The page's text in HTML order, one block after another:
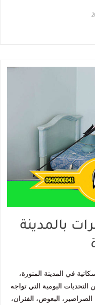
بالمدينة
في المدينة المنورة،
اليومية التي تواجه
البعوض، الفئران،